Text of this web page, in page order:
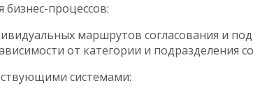
процессов:
маршрутов согласования и
от категории и подразделения
системами: